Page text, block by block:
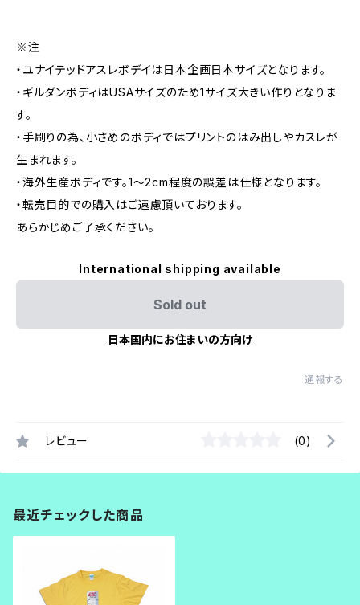
※注
・ユナイテッドアスレボデイは日本企画日本サイズとなります。
・ギルダンボディはUSAサイズのため1サイズ大きい作りとなりま
す。
・手刷りの為、小さめのボディではプリントのはみ出しやカスレが
生まれます。
・海外生産ボディです。1～2cm程度の誤差は仕様となります。
・転売目的での購入はご遠慮頂いております。
あらかじめご了承ください。
International shipping available
Sold out
日本国内にお住まいの方向け
通報する
レビュー (0)
最近チェックした商品